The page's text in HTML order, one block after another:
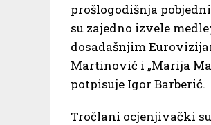
prošlogodišnja
su zajedno izvele
dosadašnjim
Martinović i „Marija
potpisuje Igor Barberić.
Tročlani ocjenjivački